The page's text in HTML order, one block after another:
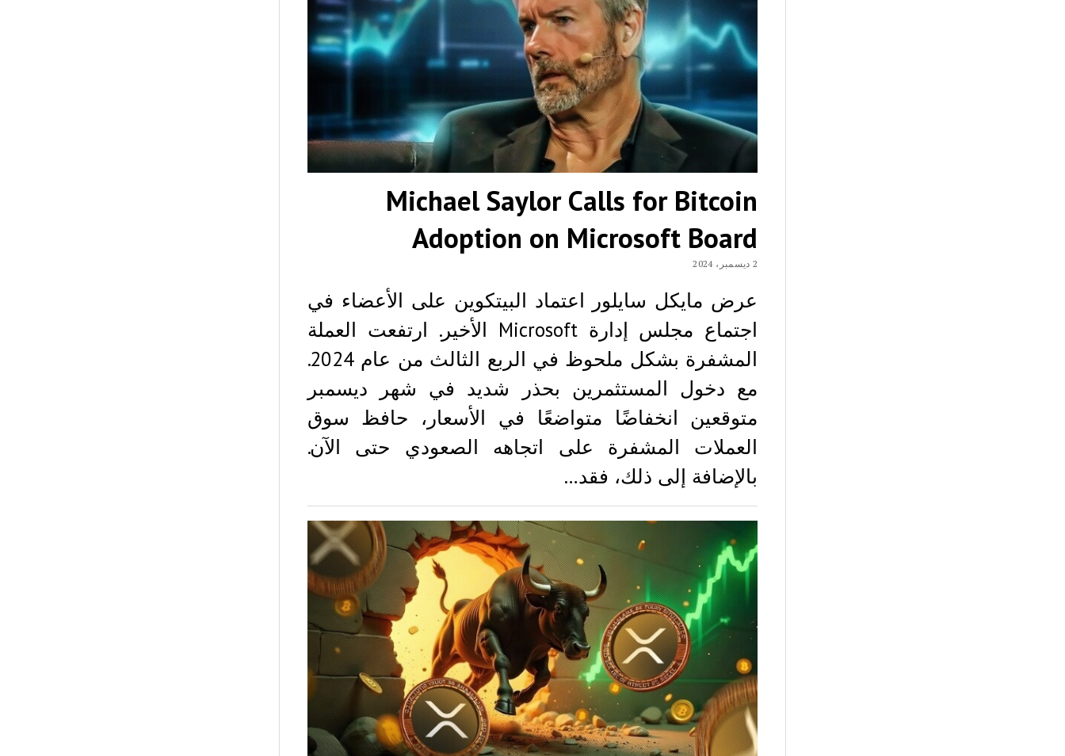
Michael Saylor Calls for Bitcoin
Adoption on Microsoft Board
2 ديسمبر، 2024
عرض مايكل سايلور اعتماد البيتكوين على الأعضاء في
اجتماع مجلس إدارة Microsoft الأخير. ارتفعت العملة
المشفرة بشكل ملحوظ في الربع الثالث من عام 2024.
مع دخول المستثمرين بحذر شديد في شهر ديسمبر
متوقعين انخفاضًا متواضعًا في الأسعار، حافظ سوق
العملات المشفرة على اتجاهه الصعودي حتى الآن.
بالإضافة إلى ذلك، فقد…